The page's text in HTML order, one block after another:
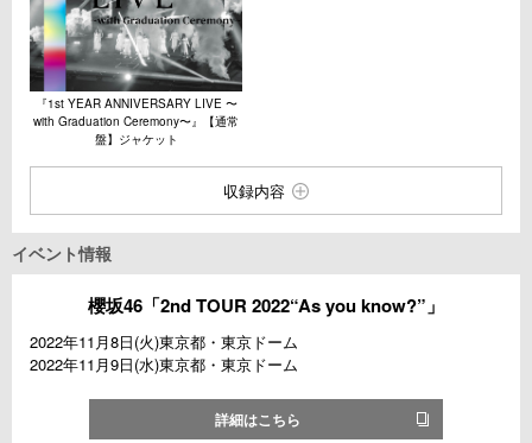
『1st YEAR ANNIVERSARY LIVE 〜
with Graduation Ceremony〜』【通常
盤】ジャケット
収録内容
イベント情報
櫻坂46「2nd TOUR 2022“As you know?”」
2022年11月8日(火)東京都・東京ドーム
2022年11月9日(水)東京都・東京ドーム
詳細はこちら